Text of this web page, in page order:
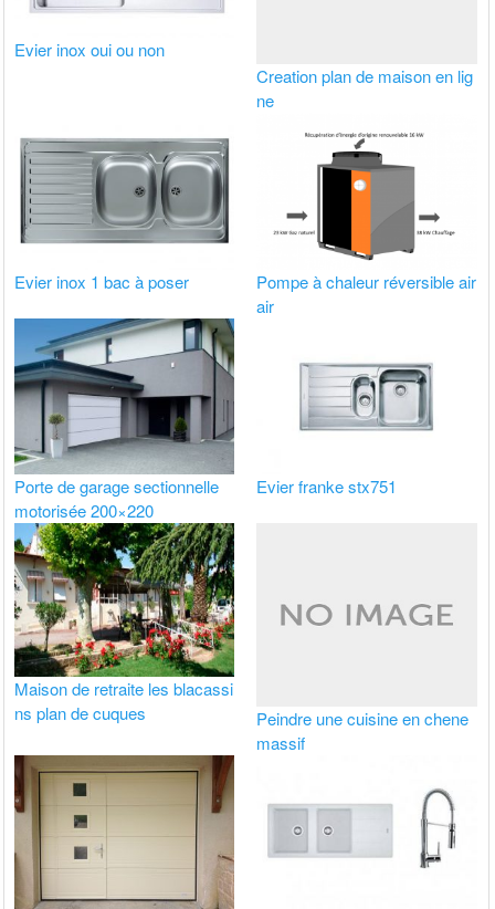
Evier inox oui ou non
Creation plan de maison en lig
ne
Evier inox 1 bac à poser
Pompe à chaleur réversible air
air
Porte de garage sectionnelle
motorisée 200×220
Evier franke stx751
Maison de retraite les blacassi
ns plan de cuques
Peindre une cuisine en chene
massif